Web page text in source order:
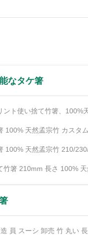
なタケ箸
使い捨て竹箸、100%天然孟宗竹製
天然孟宗竹 カスタムロゴ入り 210/
天然孟宗竹 210/230/240mm サイズ、
210mm 長さ 100% 天然孟宗竹
スーシ 卸売 竹 丸い 長い 棒 使い捨